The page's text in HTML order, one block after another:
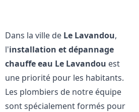
Dans la ville de Le Lavandou,
l'installation et dépannage
chauffe eau Le Lavandou est
une priorité pour les habitants.
Les plombiers de notre équipe
sont spécialement formés pour